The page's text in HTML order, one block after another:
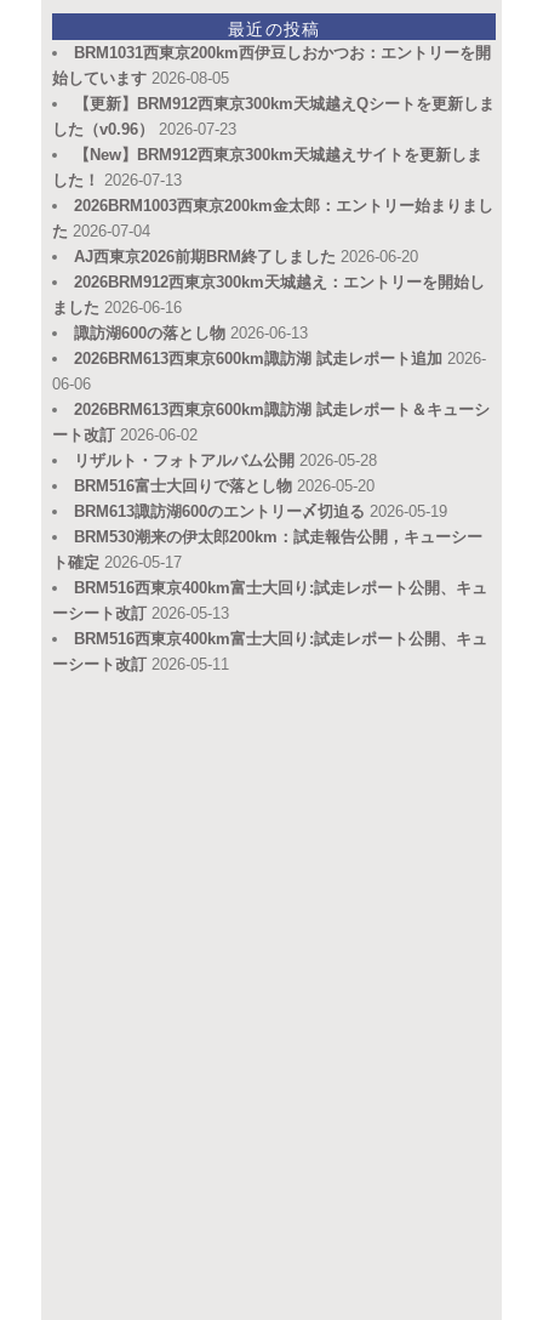
最近の投稿
BRM1031西東京200km西伊豆しおかつお：エントリーを開
始しています 2026-08-05
【更新】BRM912西東京300km天城越えQシートを更新しま
した（v0.96）
2026-07-23
【New】BRM912西東京300km天城越えサイトを更新しま
した！
2026-07-13
2026BRM1003西東京200km金太郎：エントリー始まりまし
た 2026-07-04
AJ西東京2026前期BRM終了しました 2026-06-20
2026BRM912西東京300km天城越え：エントリーを開始し
ました 2026-06-16
諏訪湖600の落とし物 2026-06-13
2026BRM613西東京600km諏訪湖 試走レポート追加 2026-
06-06
2026BRM613西東京600km諏訪湖 試走レポート＆キューシ
ート改訂 2026-06-02
リザルト・フォトアルバム公開 2026-05-28
BRM516富士大回りで落とし物 2026-05-20
BRM613諏訪湖600のエントリー〆切迫る 2026-05-19
BRM530潮来の伊太郎200km：試走報告公開，キューシー
ト確定 2026-05-17
BRM516西東京400km富士大回り:試走レポート公開、キュ
ーシート改訂 2026-05-13
BRM516西東京400km富士大回り:試走レポート公開、キュ
ーシート改訂 2026-05-11